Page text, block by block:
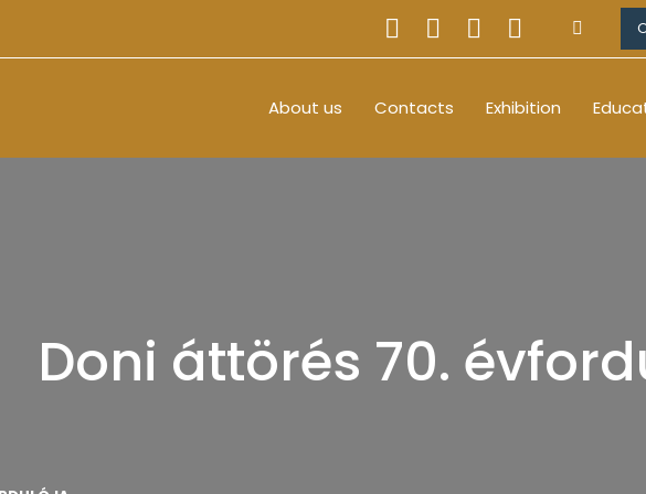
About us Contacts Exhibition
Doni áttörés 70.